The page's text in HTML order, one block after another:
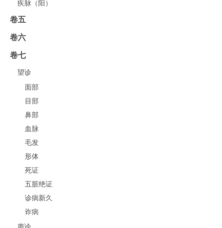
疾脉（阳）
卷五
卷六
卷七
望诊
面部
目部
鼻部
血脉
毛发
形体
死证
五脏绝证
诊病新久
诈病